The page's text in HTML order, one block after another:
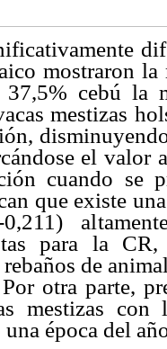
mostraron
cebú la
mestizas
el
cuando se
que existe
para la CR,
de
otra parte,
mestizas con
época del